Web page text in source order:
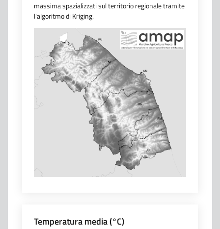
massima spazializzati sul territorio regionale tramite
l'algoritmo di Kriging.
Temperatura media (°C)